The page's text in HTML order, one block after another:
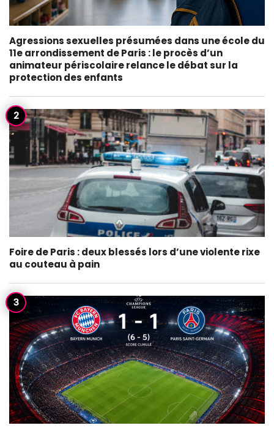
Agressions sexuelles présumées dans une école du
11e arrondissement de Paris : le procès d’un
animateur périscolaire relance le débat sur la
protection des enfants
Foire de Paris : deux blessés lors d’une violente rixe
au couteau à pain